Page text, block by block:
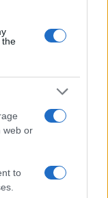
the
web or
to
Stelle
al sud e a
livello
non definire
elezioni.